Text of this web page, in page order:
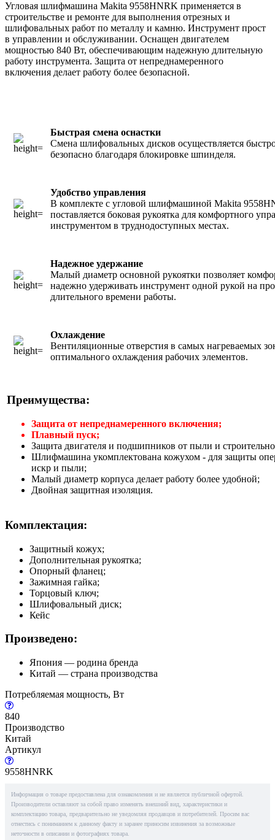
Угловая шлифмашина Makita 9558HNRK применяется в
строительстве и ремонте для выполнения отрезных и
шлифовальных работ по металлу и камню. Инструмент прост
в управлении и обслуживании. Оснащен двигателем
мощностью 840 Вт, обеспечивающим надежную длительную
работу инструмента. Защита от непреднамеренного
включения делает работу более безопасной.
Быстрая смена оснастки
Смена шлифовальных дисков осуществляется
безопасно благодаря блокировке шпинделя.
Удобство управления
В комплекте с угловой шлифмашиной Makita
поставляется боковая рукоятка для комфортного
инструментом в труднодоступных местах.
Надежное удержание
Малый диаметр основной рукоятки позволяет
надежно удерживать инструмент одной рукой на
длительного времени работы.
Охлаждение
Вентиляционные отверстия в самых нагреваемых
оптимального охлаждения рабочих элементов.
Преимущества:
Защита от непреднамеренного включения;
Плавный пуск;
Защита двигателя и подшипников от пыли и
Шлифмашина укомплектована кожухом - для защиты
искр и пыли;
Малый диаметр корпуса делает работу более удобной;
Двойная защитная изоляция.
Комплектация:
Защитный кожух;
Дополнительная рукоятка;
Опорный фланец;
Зажимная гайка;
Торцовый ключ;
Шлифовальный диск;
Кейс
Произведено:
Япония — родина бренда
Китай — страна производства
Потребляемая мощность, Вт
840
Производство
Китай
Артикул
9558HNRK
Информация о товаре предоставлена для ознакомления и не является публичной офертой.
Производители оставляют за собой право изменять внешний вид, характеристики и
комплектацию товара, предварительно не уведомляя продавцов и потребителей. Просим вас
отнестись с пониманием к данному факту и заранее приносим извинения за возможные
неточности в описании и фотографиях товара.